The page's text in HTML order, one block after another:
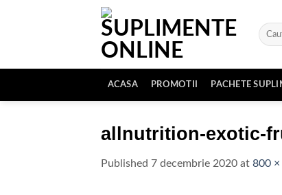
Caută
după:
ACASA PROMOTII PACHETE
allnutrition-exotic-
Published 7 decembrie 2020 at 800 ×